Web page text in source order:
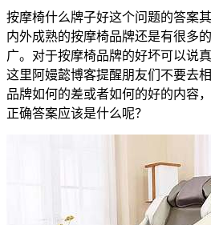
按摩椅什么牌子好这个问题的答案
内外成熟的按摩椅品牌还是有很多
广。对于按摩椅品牌的好坏可以说
这里阿嫚懿博客提醒朋友们不要去
品牌如何的差或者如何的好的内容
正确答案应该是什么呢？